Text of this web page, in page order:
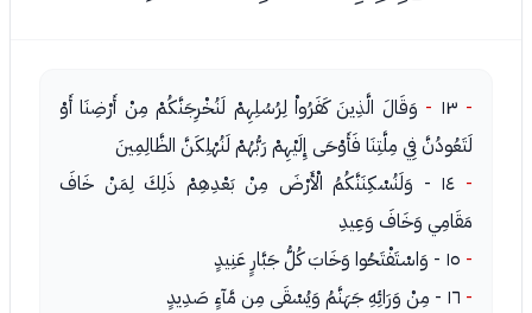
-
- وَقَالَ الَّذِينَ كَفَرُواْ لِرُسُلِهِمْ لَنُخْرِجَنَّكُمْ مِنْ أَرْضِنَا أَوْ
لَتَعُودُنَّ فِي مِلَّتِنَا فَأَوْحَى إِلَيْهِمْ رَبُّهُمْ لَنُهْلِكَنَّ الظَّالِمِينَ
-
١٤ - وَلَنُسْكِنَنَّكُمُ الْأَرْضَ مِنْ بَعْدِهِمْ ذَلِكَ لِمَنْ خَافَ
مَقَامِي وَخَافَ وَعِيدِ
-
-